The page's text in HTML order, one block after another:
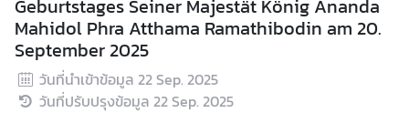
s
e
i
t
e
Geburtstages Seiner Majestät König Ananda
Mahidol Phra Atthama Ramathibodin am 20.
September 2025
วันที่นำเข้าข้อมูล 22 Sep. 2025
วันที่ปรับปรุงข้อมูล 22 Sep. 2025